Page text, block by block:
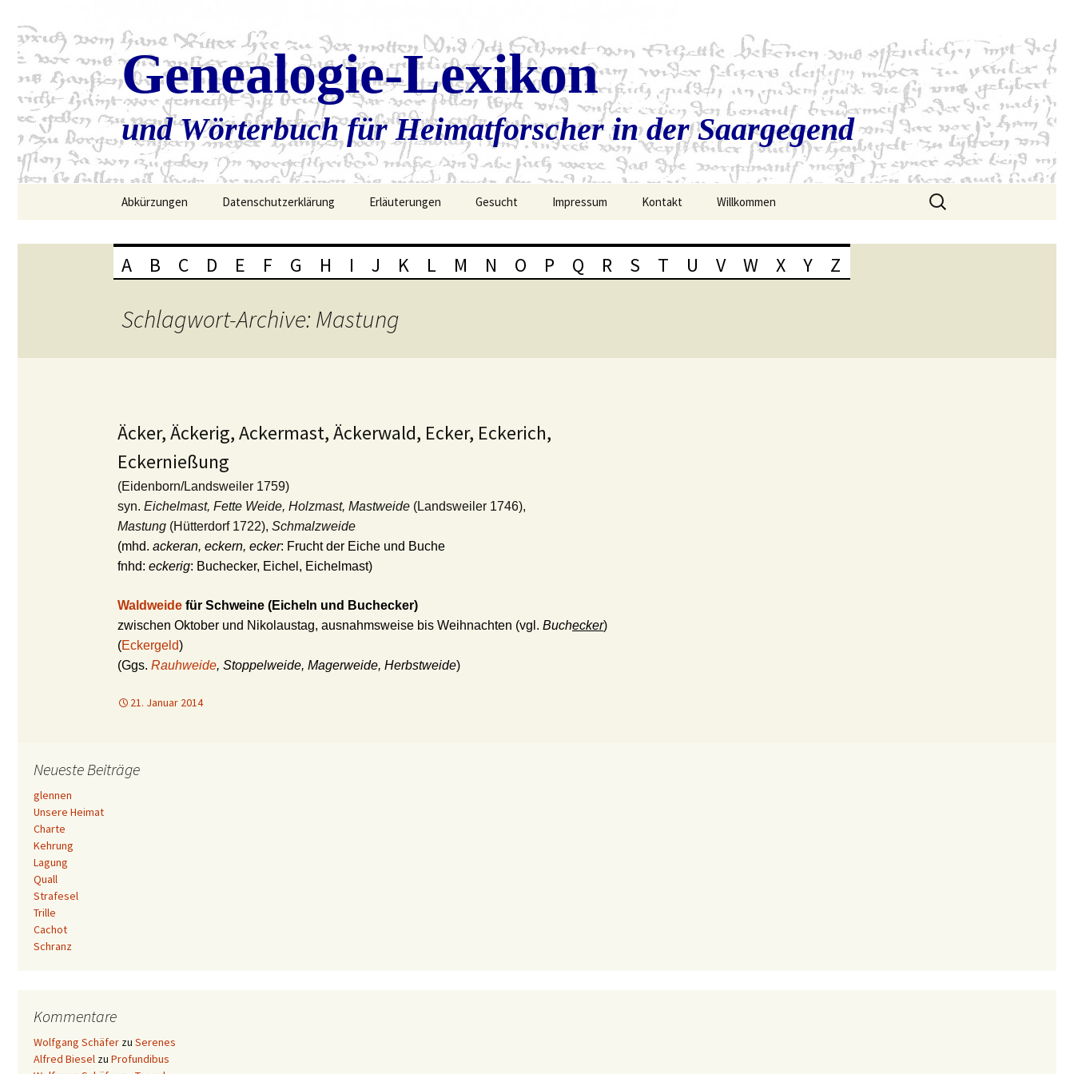
Genealogie-Lexikon
und Wörterbuch für Heimatforscher in der Saargegend
Abkürzungen Datenschutzerklärung Erläuterungen Gesucht Impressum Kontakt Willkommen
Suchen
nach:
A B C D E F G H I J K L M N O P Q R S T U V W X Y Z
Schlagwort-Archive: Mastung
Äcker, Äckerig, Ackermast, Äckerwald, Ecker, Eckerich,
Eckernießung
(Eidenborn/Landsweiler 1759)
syn. Eichelmast, Fette Weide, Holzmast, Mastweide (Landsweiler 1746),
Mastung (Hütterdorf 1722), Schmalzweide
(mhd. ackeran, eckern, ecker: Frucht der Eiche und Buche
fnhd: eckerig: Buchecker, Eichel, Eichelmast)
Waldweide für Schweine (Eicheln und Buchecker)
zwischen Oktober und Nikolaustag, ausnahmsweise bis Weihnachten (vgl. Buchecker)
(Eckergeld)
(Ggs. Rauhweide, Stoppelweide, Magerweide, Herbstweide)
21. Januar 2014
Neueste Beiträge
glennen
Unsere Heimat
Charte
Kehrung
Lagung
Quall
Strafesel
Trille
Cachot
Schranz
Kommentare
Wolfgang Schäfer zu Serenes
Alfred Biesel zu Profundibus